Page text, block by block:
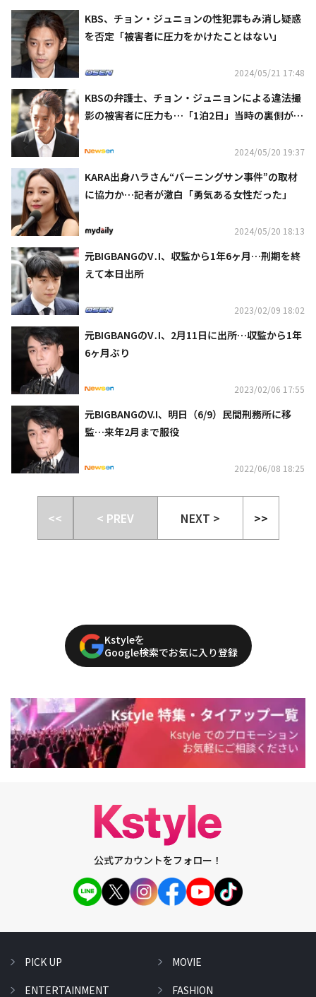
KBS、チョン・ジュニョンの性犯罪もみ消し疑惑
を否定「被害者に圧力をかけたことはない」
2024/05/21 17:48
KBSの弁護士、チョン・ジュニョンによる違法撮
影の被害者に圧力も…「1泊2日」当時の裏側が明
2024/05/20 19:37
KARA出身ハラさん“バーニングサン事件”の取材
に協力か…記者が激白「勇気ある女性だった」
2024/05/20 18:13
元BIGBANGのV․I、収監から1年6ヶ月…刑期を終
えて本日出所
2023/02/09 18:02
元BIGBANGのV․I、2月11日に出所…収監から1年
6ヶ月ぶり
2023/02/06 17:55
元BIGBANGのV.I、明日（6/9）民間刑務所に移
監…来年2月まで服役
2022/06/08 18:25
<< < PREV NEXT > >>
Kstyleを
Google検索でお気に入り登録
公式アカウントをフォロー！
PICK UP
ENTERTAINMENT
MOVIE
FASHION